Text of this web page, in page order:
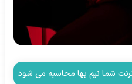
شما نیم بها محاسبه می شود